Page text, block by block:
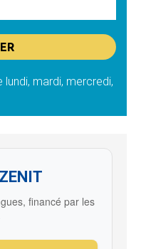
mardi, mercredi,
financé par les